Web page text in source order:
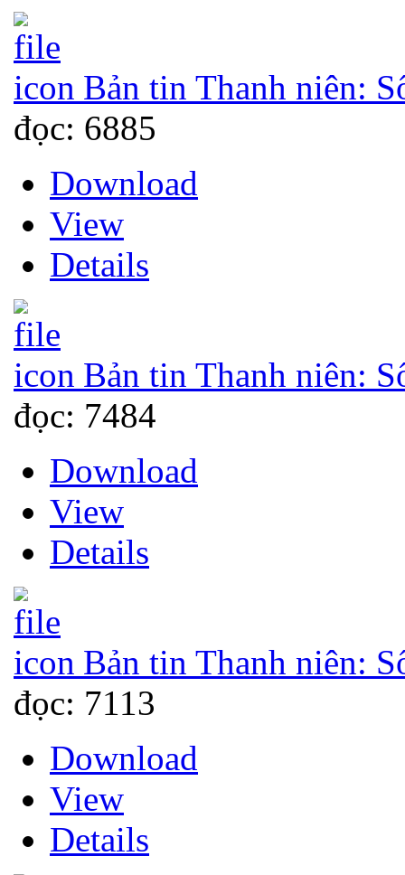
Bản tin Thanh niên:
đọc: 6885
Download
View
Details
Bản tin Thanh niên:
đọc: 7484
Download
View
Details
Bản tin Thanh niên:
đọc: 7113
Download
View
Details